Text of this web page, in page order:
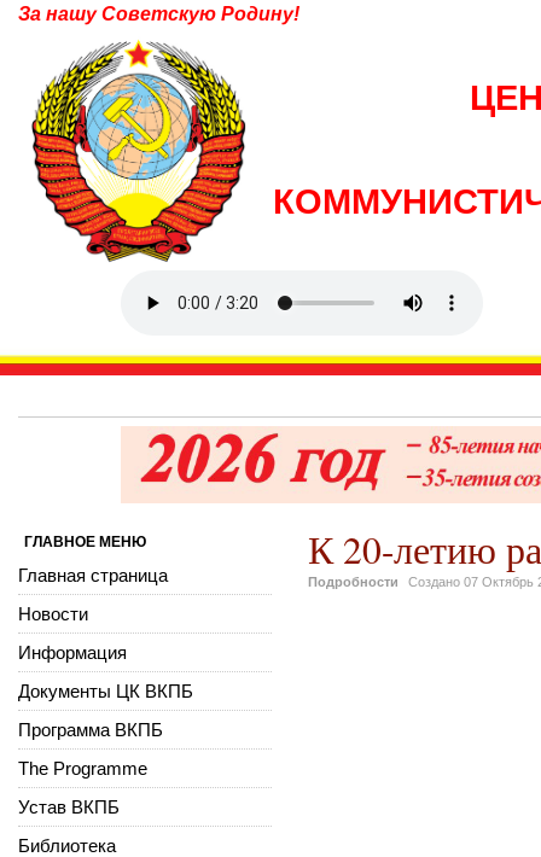
За нашу Советскую Родину!
К 20-летию
Подробности Создано 07 Октябрь
ГЛАВНОЕ МЕНЮ
Главная страница
Новости
Информация
Документы ЦК ВКПБ
Программа ВКПБ
The Programme
Устав ВКПБ
Библиотека